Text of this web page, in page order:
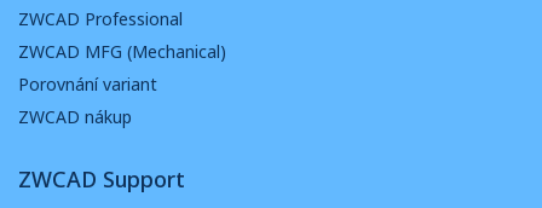
ZWCAD Professional
ZWCAD MFG (Mechanical)
Porovnání variant
ZWCAD nákup
ZWCAD Support